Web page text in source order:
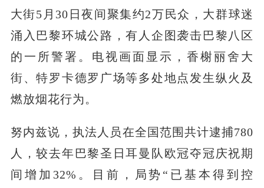
大街5月30日夜间聚集约2万民众，大群球迷
涌入巴黎环城公路，有人企图袭击巴黎八区
的一所警署。电视画面显示，香榭丽舍大
街、特罗卡德罗广场等多处地点发生纵火及
燃放烟花行为。
努内兹说，执法人员在全国范围共计逮捕780
人，较去年巴黎圣日耳曼队欧冠夺冠庆祝期
间增加32%。目前，局势“已基本得到控